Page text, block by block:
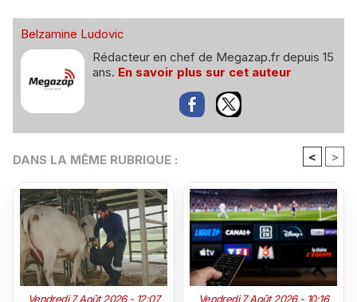
Belzamine Ludovic
Rédacteur en chef de Megazap.fr depuis 15
ans. En savoir plus sur cet auteur
DANS LA MÊME RUBRIQUE : < >
Vendredi 7 Août 2026 - 12:07 Vendredi 7 Août 2026 - 10:16